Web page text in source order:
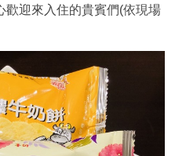
歡迎來入住的貴賓們(依現場